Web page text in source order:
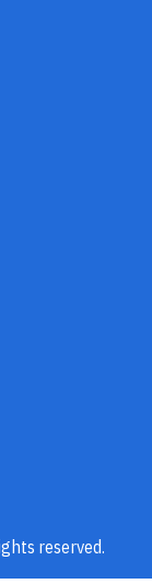
reserved.